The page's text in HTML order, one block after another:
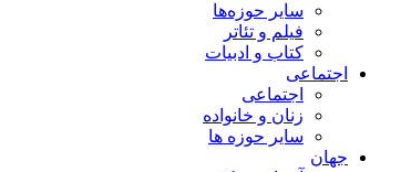
سایر حوزه‌ها
فیلم و تئاتر
کتاب و ادبیات
اجتماعی
اجتماعی
زنان و خانواده
سایر حوزه ها
جهان